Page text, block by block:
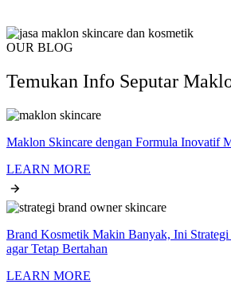
OUR BLOG
Temukan Info Seputar
Maklon Skincare dengan Formula Inovatif
LEARN MORE
Brand Kosmetik Makin Banyak, Ini
agar Tetap Bertahan
LEARN MORE